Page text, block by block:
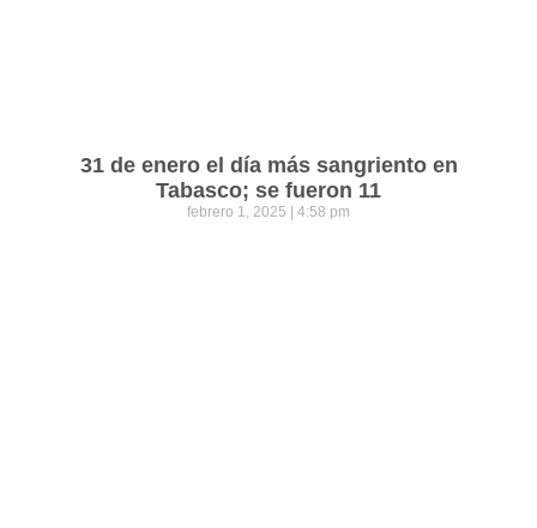
31 de enero el día más sangriento en
Tabasco; se fueron 11
febrero 1, 2025 4:58 pm